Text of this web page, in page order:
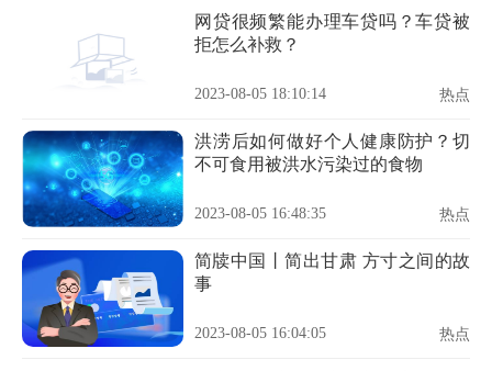
网贷很频繁能办理车贷吗？车贷被
拒怎么补救？
2023-08-05 18:10:14 热点
洪涝后如何做好个人健康防护？切
不可食用被洪水污染过的食物
2023-08-05 16:48:35 热点
简牍中国丨简出甘肃 方寸之间的故
事
2023-08-05 16:04:05 热点